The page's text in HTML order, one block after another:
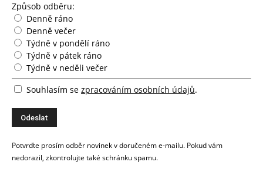
Způsob odběru:
Denně ráno
Denně večer
Týdně v pondělí ráno
Týdně v pátek ráno
Týdně v neděli večer
Souhlasím se zpracováním osobních údajů.
Potvrďte prosím odběr novinek v doručeném e-mailu. Pokud vám
nedorazil, zkontrolujte také schránku spamu.